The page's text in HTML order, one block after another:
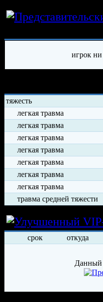
игрок
тяжесть
легкая травма
легкая травма
легкая травма
легкая травма
легкая травма
легкая травма
легкая травма
травма средней тяжести
срок откуда
Данный